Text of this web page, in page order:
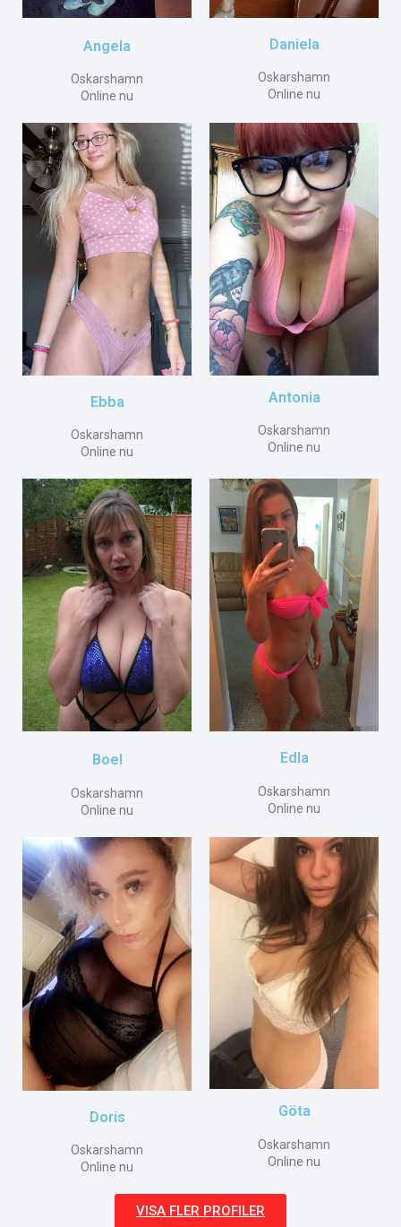
Angela
Oskarshamn
Online nu
Daniela
Oskarshamn
Online nu
Ebba
Oskarshamn
Online nu
Antonia
Oskarshamn
Online nu
Boel
Oskarshamn
Online nu
Edla
Oskarshamn
Online nu
Doris
Oskarshamn
Online nu
Göta
Oskarshamn
Online nu
VISA FLER PROFILER